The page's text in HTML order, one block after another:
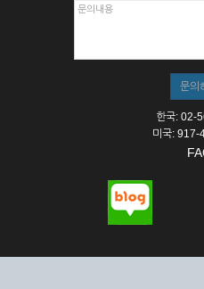
한국: 02-
미국: